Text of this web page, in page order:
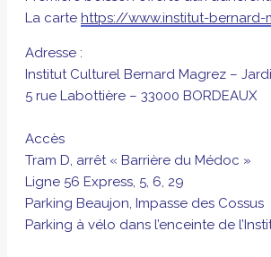
La carte https://www.institut-
Adresse :
Institut Culturel Bernard Magrez –
5 rue Labottière – 33000 BORDEAUX
Accès
Tram D, arrêt « Barrière du Médoc »
Ligne 56 Express, 5, 6, 29
Parking Beaujon, Impasse des Cossus
Parking à vélo dans l’enceinte de